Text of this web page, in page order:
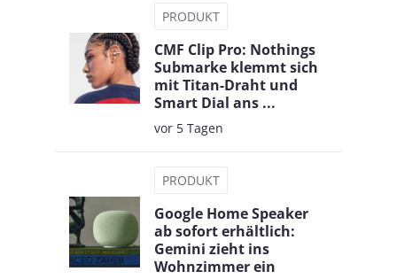
PRODUKT
CMF Clip Pro: Nothings
Submarke klemmt sich
mit Titan-Draht und
Smart Dial ans ...
vor 5 Tagen
PRODUKT
Google Home Speaker
ab sofort erhältlich:
Gemini zieht ins
Wohnzimmer ein